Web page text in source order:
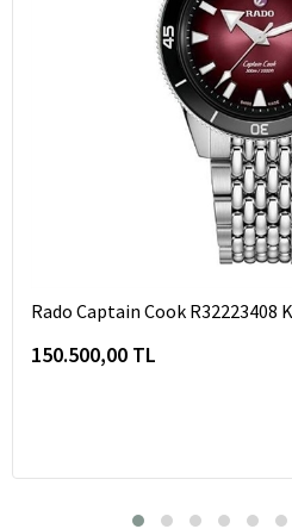
Rado Captain Cook R32223408
150.500,00 TL